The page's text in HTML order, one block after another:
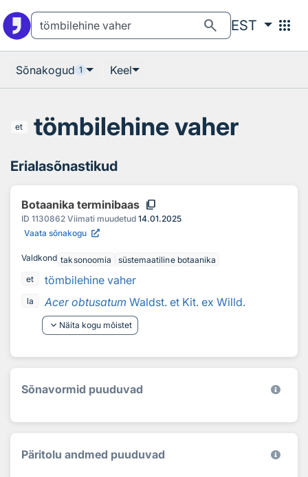
search EST apps
Sõnakogud 1 Keel
et tömbilehine vaher
Erialasõnastikud
Botaanika terminibaas content_copy
ID 1130862 Viimati muudetud 14.01.2025
Vaata sõnakogu
Valdkond taksonoomia
süstemaatiline botaanika
et
tömbilehine vaher
la Acer obtusatum Waldst. et Kit. ex Willd.
keyboard_arrow_down Näita kogu mõistet
Sõnavormid puuduvad
Päritolu andmed puuduvad